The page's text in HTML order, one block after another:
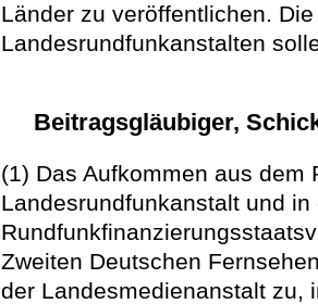
Länder zu veröffentlichen.
Landesrundfunkanstalten
Beitragsgläubiger,
(1) Das Aufkommen aus dem
Landesrundfunkanstalt und in
Zweiten Deutschen
der Landesmedienanstalt zu,